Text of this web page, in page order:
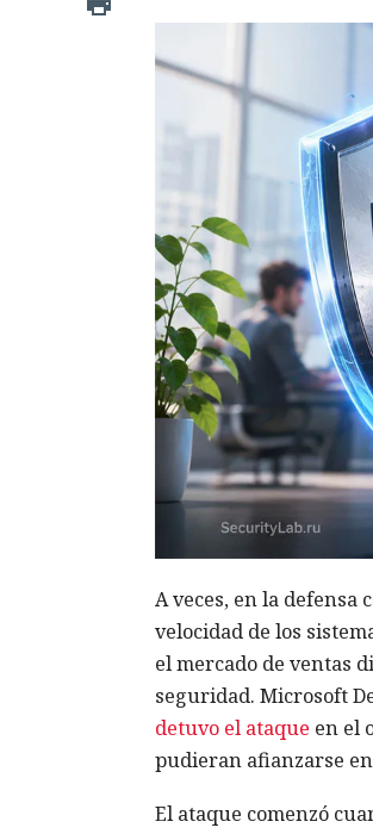
A veces, en la defensa
velocidad de los
el mercado de ventas
seguridad. Microsoft
detuvo el ataque en el
pudieran afianzarse
El ataque comenzó